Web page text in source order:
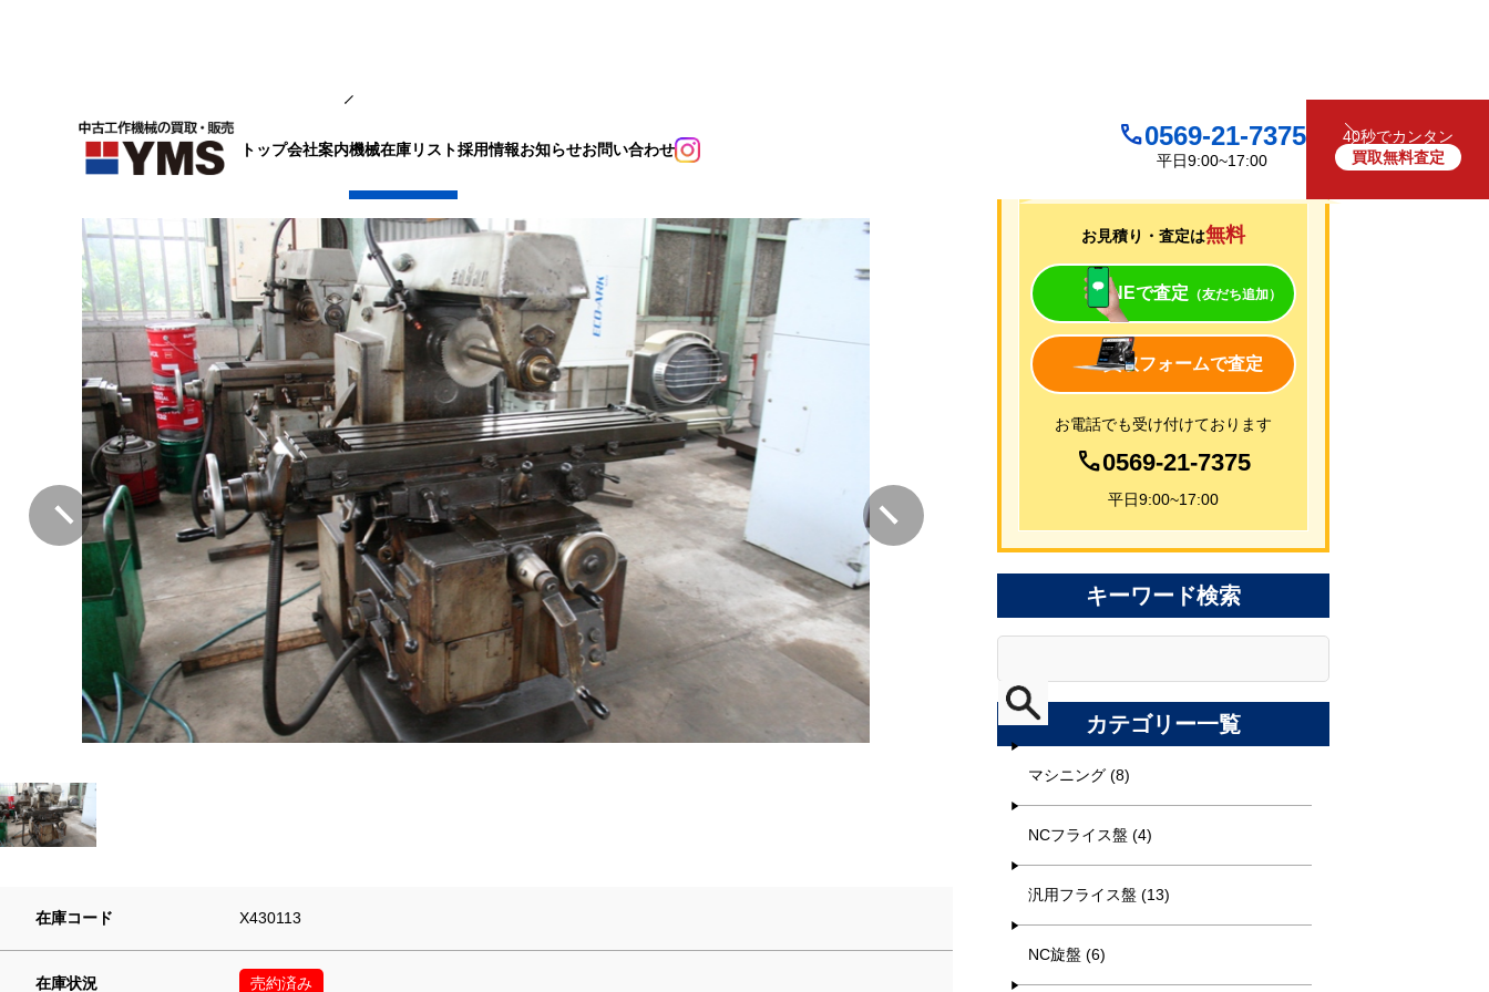
トップ会社案内機械在庫リスト採用情報お知らせお問い合わせ 0569-21-7375
平日9:00~17:00
40秒でカンタン
買取無料査定
#1横フライス盤
在庫コード X430113
在庫状況 売約済み
買取について
お見積り・査定は無料
LINEで査定 （友だち追加）
買取フォームで査定
お電話でも受け付けております
0569-21-7375
平日9:00~17:00
キーワード検索
カテゴリー一覧
マシニング (8)
NCフライス盤 (4)
汎用フライス盤 (13)
NC旋盤 (6)